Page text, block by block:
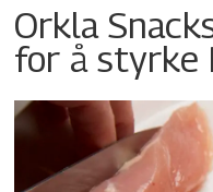
Orkla
for å styrke